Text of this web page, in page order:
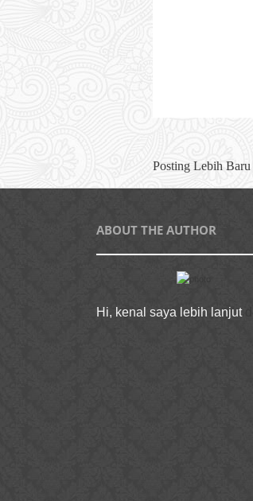
Posting Lebih Baru
ABOUT THE AUTHOR
Hi, kenal saya lebih lanjut